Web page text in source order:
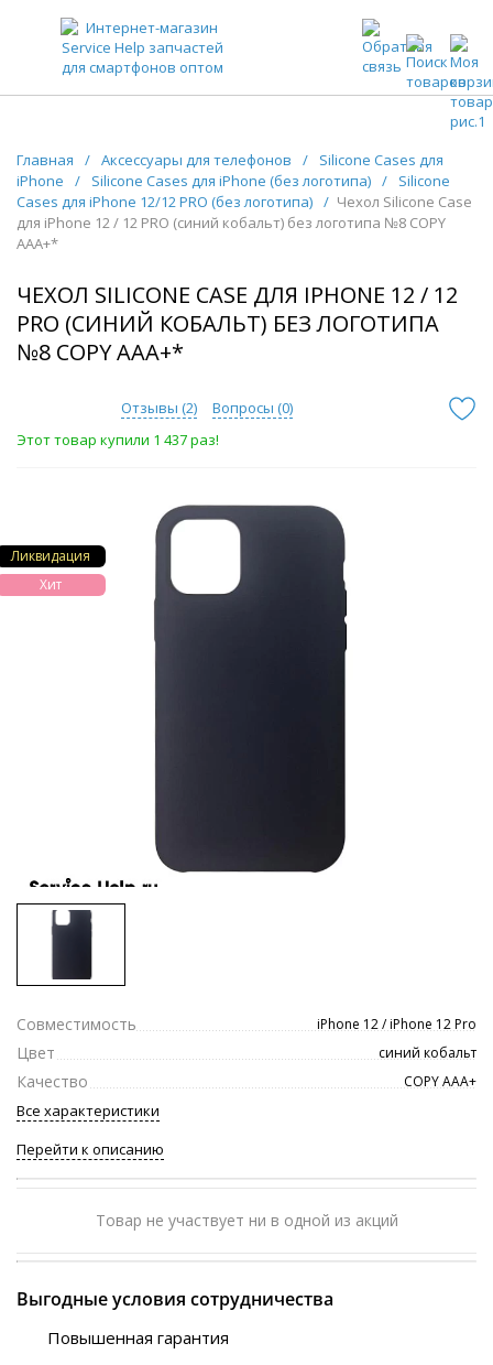
ЗАПЧАСТИ ДЛЯ ТЕЛЕФОНОВ ОПТОМ
Главная / Аксессуары для телефонов /
Silicone Cases для
iPhone
/ Silicone Cases для iPhone (без логотипа) /
Silicone
Cases для iPhone 12/12 PRO (без логотипа) / Чехол Silicone Case
для iPhone 12 / 12 PRO (синий кобальт) без логотипа №8 COPY
AAA+*
ЧЕХОЛ SILICONE CASE ДЛЯ IPHONE 12 / 12
PRO (СИНИЙ КОБАЛЬТ) БЕЗ ЛОГОТИПА
№8 COPY AAA+*
Отзывы (2) Вопросы (0)
Этот товар купили 1 437 раз!
Ликвидация
Хит
Совместимость iPhone 12 / iPhone 12 Pro
Цвет синий кобальт
Качество COPY ААА+
Все характеристики
Перейти к описанию
Товар не участвует ни в одной из акций
Выгодные условия сотрудничества
Повышенная гарантия